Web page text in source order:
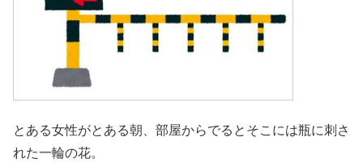
とある女性がとある朝、部屋からでるとそこには瓶に刺さ
れた一輪の花。